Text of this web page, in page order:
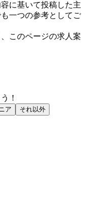
に基いて投稿した主
一つの参考としてご
このページの求人案
！
ア
それ以外